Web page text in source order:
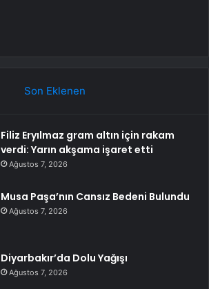
Son Eklenen
Filiz Eryılmaz gram altın için rakam
verdi: Yarın akşama işaret etti
Ağustos 7, 2026
Musa Paşa’nın Cansız Bedeni Bulundu
Ağustos 7, 2026
Diyarbakır’da Dolu Yağışı
Ağustos 7, 2026